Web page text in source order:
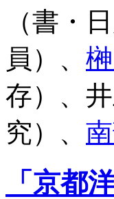
（書・
員）、
存）、
究）、
「京都